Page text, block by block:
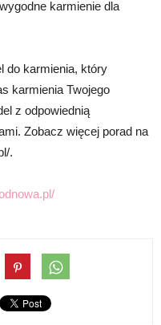
karmienie dla
do karmienia, który
karmienia Twojego
z odpowiednią
Zobacz więcej porad na
.